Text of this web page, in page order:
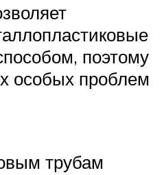
поэтому
особых проблем
трубам